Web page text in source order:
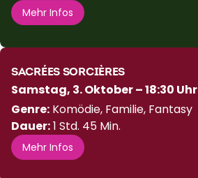
Mehr Infos
SACRÉES SORCIÈRES
Samstag, 3. Oktober – 18:30 Uhr
Genre: Komödie, Familie, Fantasy
Dauer:1 Std. 45 Min.
Mehr Infos